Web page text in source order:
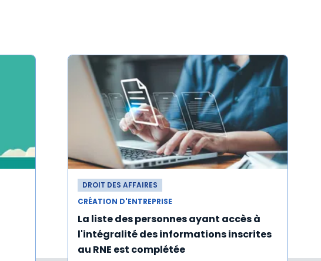
DROIT DES AFFAIRES
CRÉATION D'ENTREPRISE
La liste des personnes ayant accès à
l'intégralité des informations inscrites
au RNE est complétée